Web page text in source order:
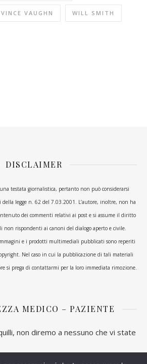
VINCE VAUGHN WILL SMITH
DISCLAIMER
testata giornalistica, pertanto non può considerarsi
legge n. 62 del 7.03.2001. L’autore, inoltre, non ha
dei commenti relativi ai post e si assume il diritto
non rispondenti ai canoni del dialogo aperto e civile.
e i prodotti multimediali pubblicati sono reperiti
Nel caso in cui la pubblicazione di tali materiali
si prega di contattarmi per la loro immediata rimozione.
MEDICO – PAZIENTE
non diremo a nessuno che vi state